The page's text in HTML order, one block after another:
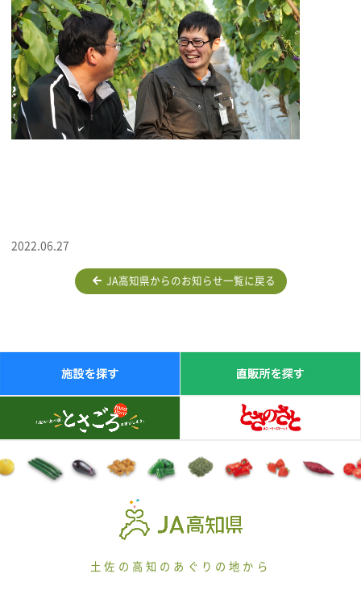
2022.06.27
JA高知県からのお知らせ一覧に戻る
土佐の高知のあぐりの地から